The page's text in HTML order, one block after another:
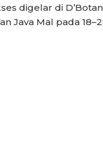
digelar di
Java Mal pada